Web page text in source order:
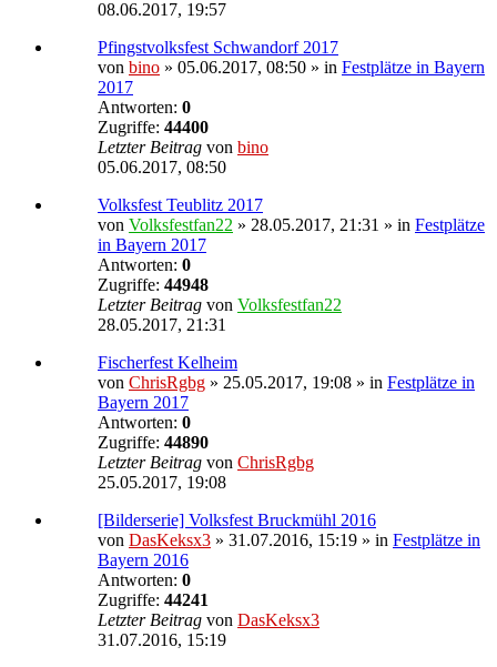
08.06.2017, 19:57
Pfingstvolksfest Schwandorf 2017
von bino » 05.06.2017, 08:50 » in Festplätze in Bayern
2017
Antworten: 0
Zugriffe: 44400
Letzter Beitrag von bino
05.06.2017, 08:50
Volksfest Teublitz 2017
von Volksfestfan22 » 28.05.2017, 21:31 » in Festplätze
in Bayern 2017
Antworten: 0
Zugriffe: 44948
Letzter Beitrag von Volksfestfan22
28.05.2017, 21:31
Fischerfest Kelheim
von ChrisRgbg » 25.05.2017, 19:08 » in Festplätze in
Bayern 2017
Antworten: 0
Zugriffe: 44890
Letzter Beitrag von ChrisRgbg
25.05.2017, 19:08
[Bilderserie] Volksfest Bruckmühl 2016
von DasKeksx3 » 31.07.2016, 15:19 » in Festplätze in
Bayern 2016
Antworten: 0
Zugriffe: 44241
Letzter Beitrag von DasKeksx3
31.07.2016, 15:19